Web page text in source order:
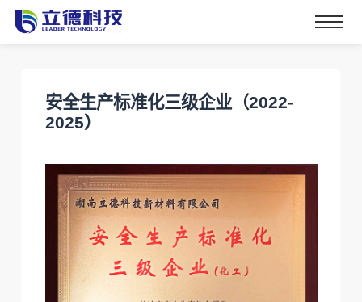
安全生产标准化三级企业（2022-
2025）